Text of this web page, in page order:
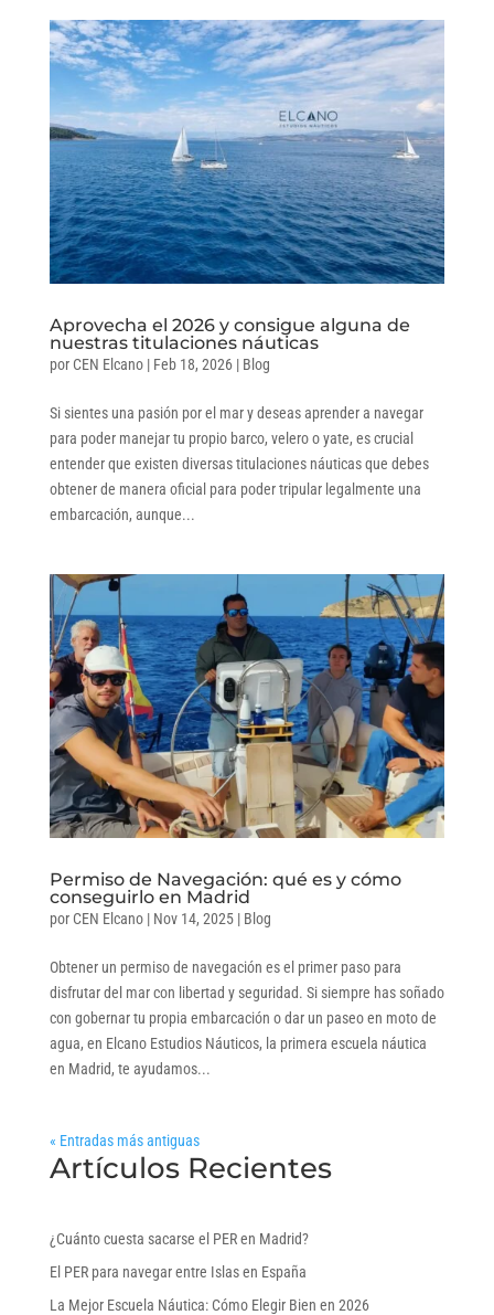
Aprovecha el 2026 y consigue alguna de
nuestras titulaciones náuticas
por CEN Elcano| Feb 18, 2026| Blog
Si sientes una pasión por el mar y deseas aprender a navegar
para poder manejar tu propio barco, velero o yate, es crucial
entender que existen diversas titulaciones náuticas que debes
obtener de manera oficial para poder tripular legalmente una
embarcación, aunque...
Permiso de Navegación: qué es y cómo
conseguirlo en Madrid
por CEN Elcano| Nov 14, 2025| Blog
Obtener un permiso de navegación es el primer paso para
disfrutar del mar con libertad y seguridad. Si siempre has soñado
con gobernar tu propia embarcación o dar un paseo en moto de
agua, en Elcano Estudios Náuticos, la primera escuela náutica
en Madrid, te ayudamos...
« Entradas más antiguas
Artículos Recientes
¿Cuánto cuesta sacarse el PER en Madrid?
El PER para navegar entre Islas en España
La Mejor Escuela Náutica: Cómo Elegir Bien en 2026